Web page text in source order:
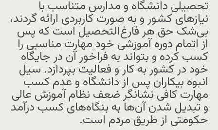
تحصیلی دانشگاه و مدارس متناسب با
نیازهای کشور و به صورت کاربردی ارائه گردند،
بی‌شک حق هر فارغ‌التحصیل است که پس
از اتمام دوره آموزشی خود مهارت مناسبی را
کسب کرده و بتواند به فراخور آن در جایگاه
خود در کشور به کار و فعالیت بپردازد. سیل
انبوه بیکاران پس از دانشگاه و عدم کسب
مهارت کافی نشانگر ضعف نظام آموزش عالی
و تبدیل شدن آن‌ها به بنگاه‌های کسب درآمد
حکومتی از طریق مردم است.